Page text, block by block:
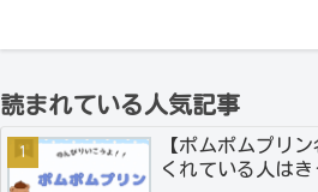
読まれている人気記事
【ポムポムプリ
くれている人はき